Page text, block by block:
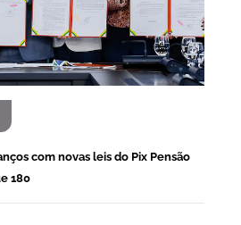
com novas leis do Pix Pensão
180